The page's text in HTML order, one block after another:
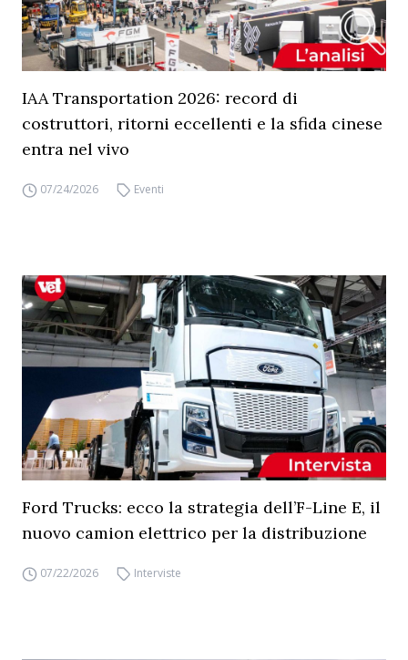
IAA Transportation 2026: record di
costruttori, ritorni eccellenti e la sfida cinese
entra nel vivo
07/24/2026 Eventi
Ford Trucks: ecco la strategia dell’F-Line E, il
nuovo camion elettrico per la distribuzione
07/22/2026 Interviste